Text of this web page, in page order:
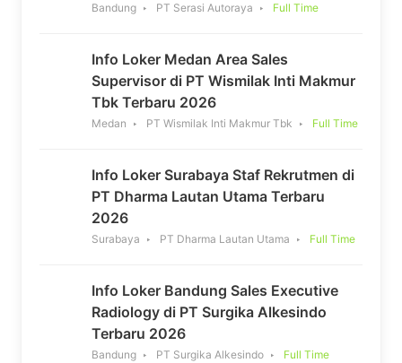
Bandung PT Serasi Autoraya Full Time
Info Loker Medan Area Sales
Supervisor di PT Wismilak Inti Makmur
Tbk Terbaru 2026
Medan PT Wismilak Inti Makmur Tbk Full Time
Info Loker Surabaya Staf Rekrutmen di
PT Dharma Lautan Utama Terbaru
2026
Surabaya PT Dharma Lautan Utama Full Time
Info Loker Bandung Sales Executive
Radiology di PT Surgika Alkesindo
Terbaru 2026
Bandung PT Surgika Alkesindo Full Time